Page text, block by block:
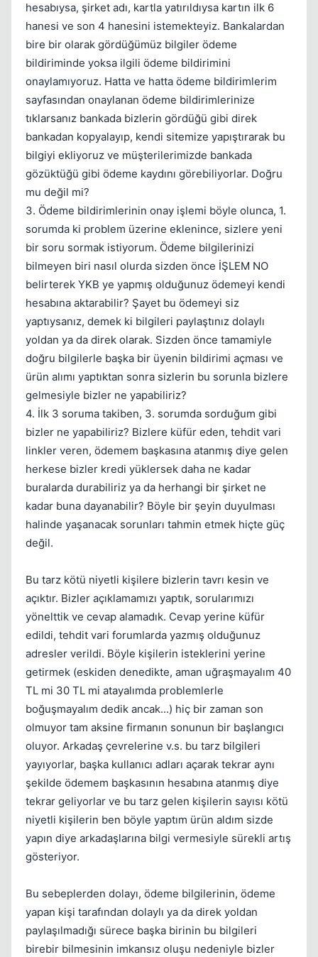
hesabıysa, şirket adı, kartla yatırıldıysa kartın ilk 6
hanesi ve son 4 hanesini istemekteyiz. Bankalardan
bire bir olarak gördüğümüz bilgiler ödeme
bildiriminde yoksa ilgili ödeme bildirimini
onaylamıyoruz. Hatta ve hatta ödeme bildirimlerim
sayfasından onaylanan ödeme bildirimlerinize
tıklarsanız bankada bizlerin gördüğü gibi direk
bankadan kopyalayıp, kendi sitemize yapıştırarak bu
bilgiyi ekliyoruz ve müşterilerimizde bankada
gözüktüğü gibi ödeme kaydını görebiliyorlar. Doğru
mu değil mi?
3. Ödeme bildirimlerinin onay işlemi böyle olunca, 1.
sorumda ki problem üzerine eklenince, sizlere yeni
bir soru sormak istiyorum. Ödeme bilgilerinizi
bilmeyen biri nasıl olurda sizden önce İŞLEM NO
belirterek YKB ye yapmış olduğunuz ödemeyi kendi
hesabına aktarabilir? Şayet bu ödemeyi siz
yaptıysanız, demek ki bilgileri paylaştınız dolaylı
yoldan ya da direk olarak. Sizden önce tamamiyle
doğru bilgilerle başka bir üyenin bildirimi açması ve
ürün alımı yaptıktan sonra sizlerin bu sorunla bizlere
gelmesiyle bizler ne yapabiliriz?
4. İlk 3 soruma takiben, 3. sorumda sorduğum gibi
bizler ne yapabiliriz? Bizlere küfür eden, tehdit vari
linkler veren, ödemem başkasına atanmış diye gelen
herkese bizler kredi yüklersek daha ne kadar
buralarda durabiliriz ya da herhangi bir şirket ne
kadar buna dayanabilir? Böyle bir şeyin duyulması
halinde yaşanacak sorunları tahmin etmek hiçte güç
değil.
Bu tarz kötü niyetli kişilere bizlerin tavrı kesin ve
açıktır. Bizler açıklamamızı yaptık, sorularımızı
yönelttik ve cevap alamadık. Cevap yerine küfür
edildi, tehdit vari forumlarda yazmış olduğunuz
adresler verildi. Böyle kişilerin isteklerini yerine
getirmek (eskiden denedikte, aman uğraşmayalım 40
TL mi 30 TL mi atayalımda problemlerle
boğuşmayalım dedik ancak...) hiç bir zaman son
olmuyor tam aksine firmanın sonunun bir başlangıcı
oluyor. Arkadaş çevrelerine v.s. bu tarz bilgileri
yayıyorlar, başka kullanıcı adları açarak tekrar aynı
şekilde ödemem başkasının hesabına atanmış diye
tekrar geliyorlar ve bu tarz gelen kişilerin sayısı kötü
niyetli kişilerin ben böyle yaptım ürün aldım sizde
yapın diye arkadaşlarına bilgi vermesiyle sürekli artış
gösteriyor.
Bu sebeplerden dolayı, ödeme bilgilerinin, ödeme
yapan kişi tarafından dolaylı ya da direk yoldan
paylaşılmadığı sürece başka birinin bu bilgileri
birebir bilmesinin imkansız oluşu nedeniyle bizler